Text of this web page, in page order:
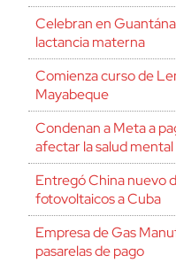
Celebran en
lactancia materna
Comienza curso de
Mayabeque
Condenan a Meta a
afectar la salud
Entregó China nuevo
fotovoltaicos a Cuba
Empresa de Gas
pasarelas de pago